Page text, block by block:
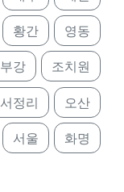
황간 영동
부강 조치원
서정리 오산
서울 화명